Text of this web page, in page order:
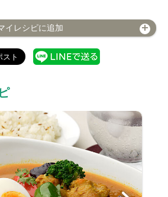
イレシピに追加